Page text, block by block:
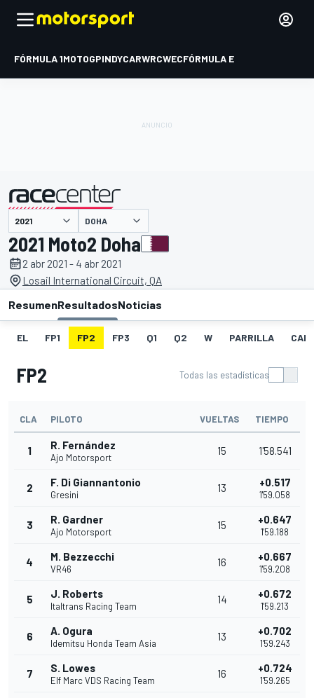
FÓRMULA 1MOTOGPINDYCARWRCWECFÓRMULA E
presentado por DOHA
2021 Moto2 Doha
2 abr 2021 - 4 abr 2021
Losail International Circuit, QA
ResumenResultadosNoticias
EL FP1 FP2 FP3 Q1 Q2 W PARRILLA
FP2 Todas las estadísticas
CLA PILOTO VUELTAS TIEMPO
1 R. Fernández
Ajo Motorsport
15 1'58.541
2 F. Di Giannantonio
Gresini
13 +0.517
1'59.058
3 R. Gardner
Ajo Motorsport
15 +0.647
1'59.188
4 M. Bezzecchi
VR46
16 +0.667
1'59.208
5 J. Roberts
Italtrans Racing Team
14 +0.672
1'59.213
6 A. Ogura
Idemitsu Honda Team Asia
13 +0.702
1'59.243
7 S. Lowes
Elf Marc VDS Racing Team
16 +0.724
1'59.265